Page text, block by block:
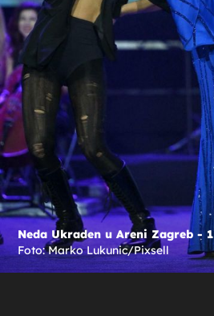
Neda Ukraden u Areni Zagreb - 1
Foto: Marko Lukunic/Pixsell